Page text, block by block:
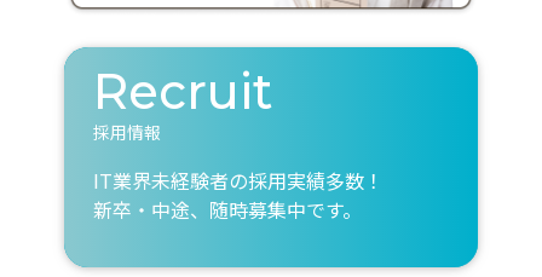
Recruit
採用情報
IT業界未経験者の採用実績多数！
新卒・中途、随時募集中です。